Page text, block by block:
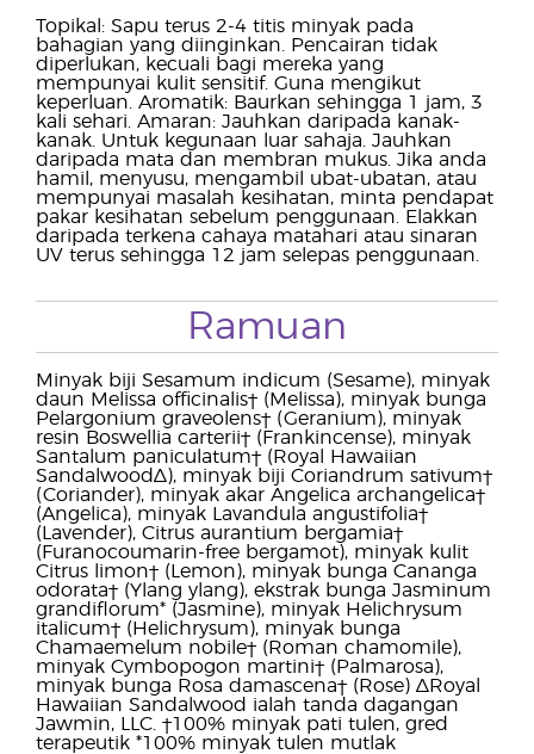
Topikal: Sapu terus 2-4 titis minyak pada
bahagian yang diinginkan. Pencairan tidak
diperlukan, kecuali bagi mereka yang
mempunyai kulit sensitif. Guna mengikut
keperluan. Aromatik: Baurkan sehingga 1 jam, 3
kali sehari. Amaran: Jauhkan daripada kanak-
kanak. Untuk kegunaan luar sahaja. Jauhkan
daripada mata dan membran mukus. Jika anda
hamil, menyusu, mengambil ubat-ubatan, atau
mempunyai masalah kesihatan, minta pendapat
pakar kesihatan sebelum penggunaan. Elakkan
daripada terkena cahaya matahari atau sinaran
UV terus sehingga 12 jam selepas penggunaan.
Ramuan
Minyak biji Sesamum indicum (Sesame), minyak
daun Melissa officinalis† (Melissa), minyak bunga
Pelargonium graveolens† (Geranium), minyak
resin Boswellia carterii† (Frankincense), minyak
Santalum paniculatum† (Royal Hawaiian
Sandalwood∆), minyak biji Coriandrum sativum†
(Coriander), minyak akar Angelica archangelica†
(Angelica), minyak Lavandula angustifolia†
(Lavender), Citrus aurantium bergamia†
(Furanocoumarin-free bergamot), minyak kulit
Citrus limon† (Lemon), minyak bunga Cananga
odorata† (Ylang ylang), ekstrak bunga Jasminum
grandiflorum* (Jasmine), minyak Helichrysum
italicum† (Helichrysum), minyak bunga
Chamaemelum nobile† (Roman chamomile),
minyak Cymbopogon martini† (Palmarosa),
minyak bunga Rosa damascena† (Rose) ∆Royal
Hawaiian Sandalwood ialah tanda dagangan
Jawmin, LLC. †100% minyak pati tulen, gred
terapeutik *100% minyak tulen mutlak